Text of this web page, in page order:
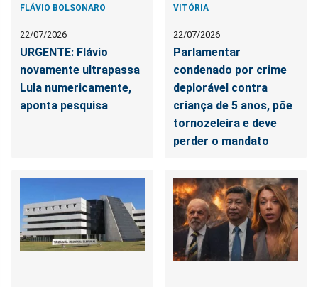
FLÁVIO BOLSONARO
22/07/2026
URGENTE: Flávio
novamente ultrapassa
Lula numericamente,
aponta pesquisa
VITÓRIA
22/07/2026
Parlamentar
condenado por crime
deplorável contra
criança de 5 anos, põe
tornozeleira e deve
perder o mandato